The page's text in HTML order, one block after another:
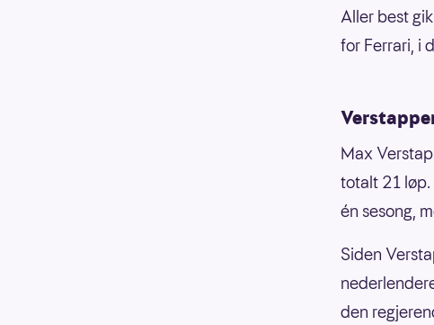
Aller best
for Ferrari, i
Max
totalt 21
én sesong,
Siden
den